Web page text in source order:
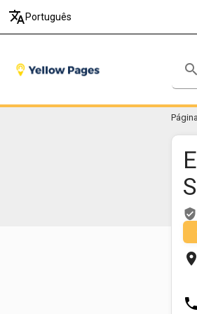
translate Português
search
verified_user
place
phone